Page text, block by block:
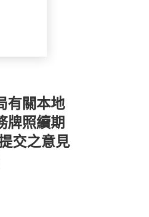
有關本地
牌照續期
交之意見